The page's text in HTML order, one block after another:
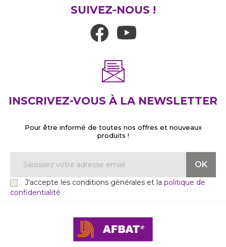
SUIVEZ-NOUS !
INSCRIVEZ-VOUS À LA NEWSLETTER
Pour être informé de toutes nos offres et nouveaux
produits !
J'accepte les conditions générales et la politique de
confidentialité